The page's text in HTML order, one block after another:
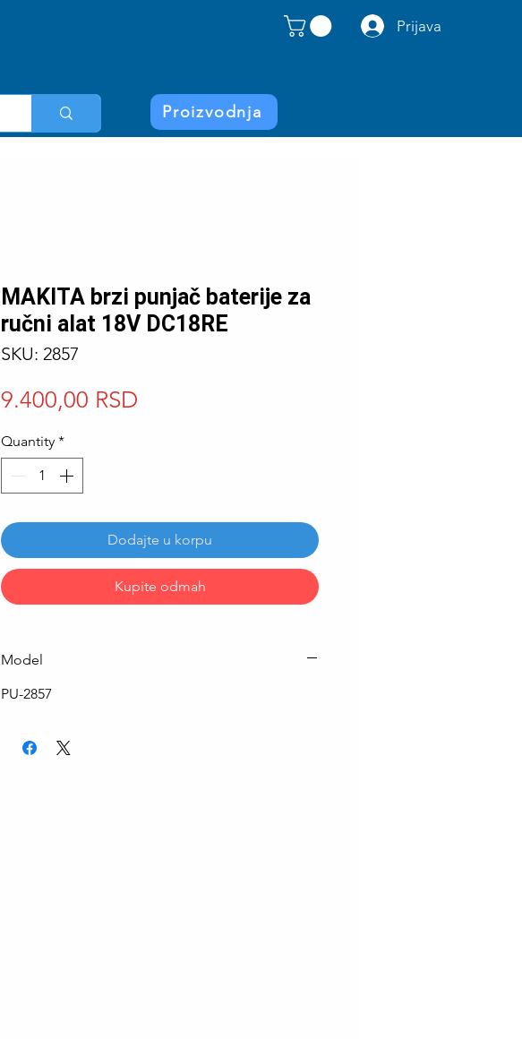
Prijava
Proizvodnja
MAKITA brzi punjač baterije za
ručni alat 18V DC18RE
SKU: 2857
9.400,00 RSD
Quantity *
Dodajte u korpu
Kupite odmah
Model
PU-2857